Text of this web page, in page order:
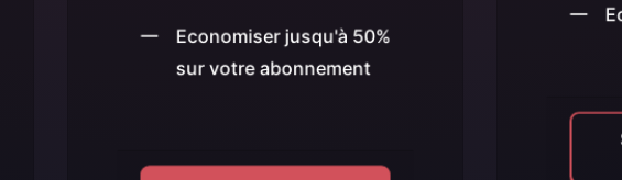
Economiser jusqu'à 50%
sur votre abonnement